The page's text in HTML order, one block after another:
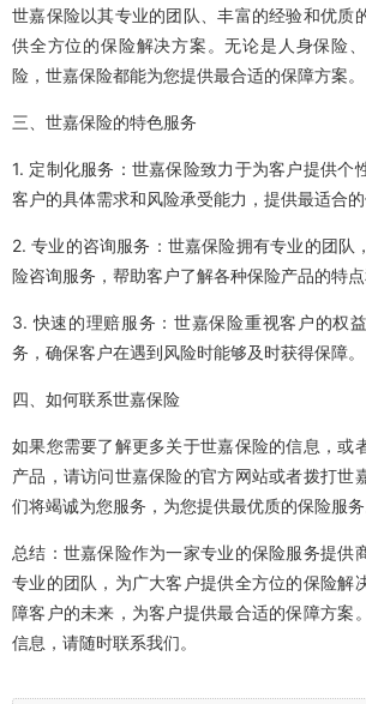
世嘉保险以其专业的团队、丰富的经验和优质
供全方位的保险解决方案。无论是人身保险
险，世嘉保险都能为您提供最合适的保障方案。
三、世嘉保险的特色服务
1. 定制化服务：世嘉保险致力于为客户提供个
客户的具体需求和风险承受能力，提供最适合的
2. 专业的咨询服务：世嘉保险拥有专业的团队
险咨询服务，帮助客户了解各种保险产品的特点
3. 快速的理赔服务：世嘉保险重视客户的权
务，确保客户在遇到风险时能够及时获得保障。
四、如何联系世嘉保险
如果您需要了解更多关于世嘉保险的信息，或
产品，请访问世嘉保险的官方网站或者拨打世
们将竭诚为您服务，为您提供最优质的保险服务
总结：世嘉保险作为一家专业的保险服务提供
专业的团队，为广大客户提供全方位的保险解
障客户的未来，为客户提供最合适的保障方案
信息，请随时联系我们。